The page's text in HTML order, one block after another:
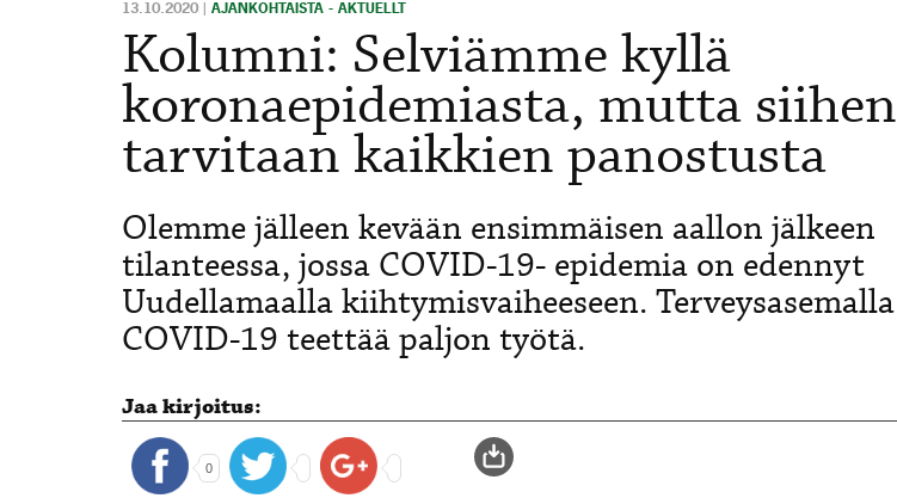
13.10.2020 | AJANKOHTAISTA - AKTUELLT
Kolumni: Selviämme kyllä
koronaepidemiasta, mutta siihen
tarvitaan kaikkien panostusta
Olemme jälleen kevään ensimmäisen aallon jälkeen
tilanteessa, jossa COVID-19- epidemia on edennyt
Uudellamaalla kiihtymisvaiheeseen. Terveysasemalla
COVID-19 teettää paljon työtä.
Jaa kirjoitus:
0